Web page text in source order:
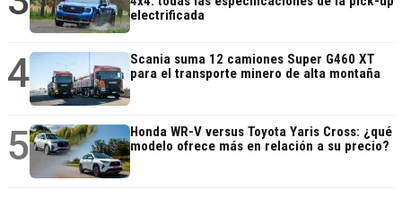
electrificada
4
Scania suma 12 camiones Super G460 XT
para el transporte minero de alta montaña
5
Honda WR-V versus Toyota Yaris Cross: ¿qué
modelo ofrece más en relación a su precio?